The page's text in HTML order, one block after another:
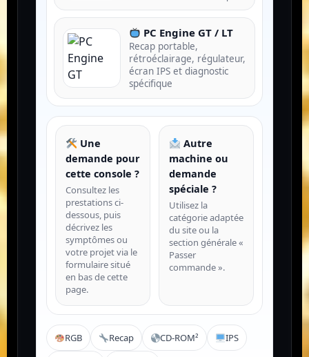
PC Engine GT / LT
Recap portable,
rétroéclairage, régulateur,
écran IPS et diagnostic
spécifique
Une
demande pour
cette console ?
Consultez les
prestations ci-
dessous, puis
décrivez les
symptômes ou
votre projet via le
formulaire situé
en bas de cette
page.
Autre
machine ou
demande
spéciale ?
Utilisez la
catégorie adaptée
du site ou la
section générale «
Passer
commande ».
RGB Recap CD-ROM² IPS